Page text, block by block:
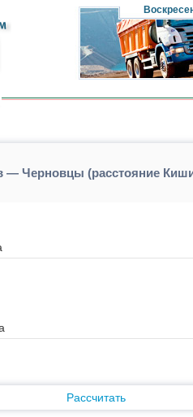
— Черновцы (расстояние
Рассчитать